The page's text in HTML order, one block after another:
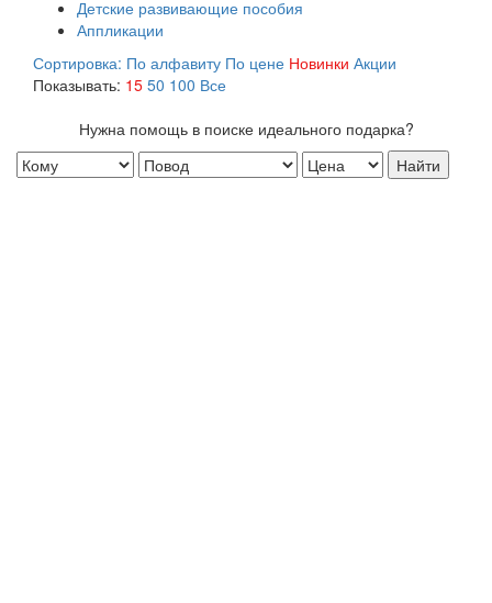
Детские развивающие пособия
Аппликации
Сортировка: По алфавиту По цене Новинки Акции
Показывать: 15 50 100 Все
Нужна помощь в поиске идеального подарка?